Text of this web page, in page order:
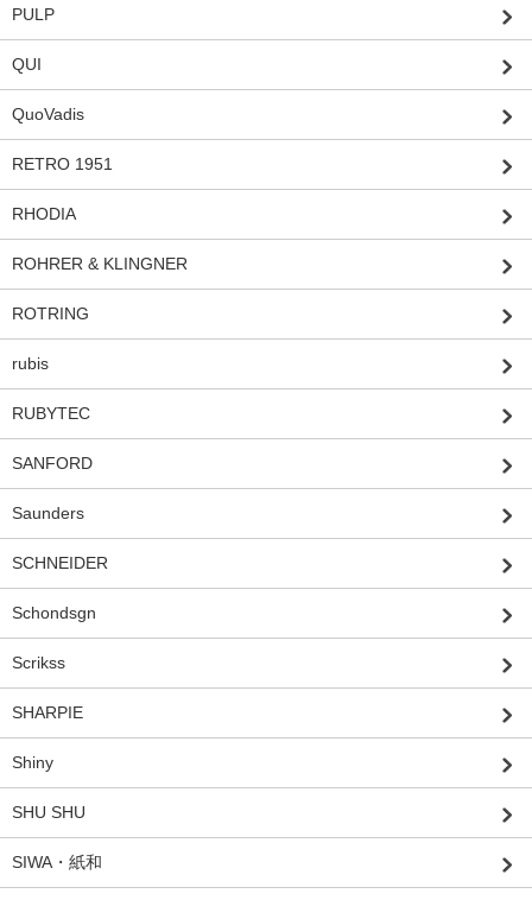
PULP
QUI
QuoVadis
RETRO 1951
RHODIA
ROHRER & KLINGNER
ROTRING
rubis
RUBYTEC
SANFORD
Saunders
SCHNEIDER
Schondsgn
Scrikss
SHARPIE
Shiny
SHU SHU
SIWA・紙和